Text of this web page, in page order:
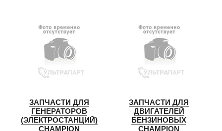
ЗАПЧАСТИ ДЛЯ
ГЕНЕРАТОРОВ
(ЭЛЕКТРОСТАНЦИЙ)
CHAMPION
ЗАПЧАСТИ ДЛЯ
ДВИГАТЕЛЕЙ
БЕНЗИНОВЫХ
CHAMPION